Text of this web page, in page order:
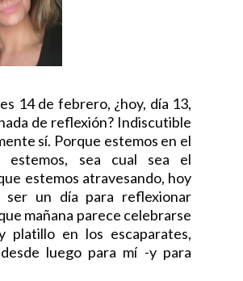
14 de febrero, ¿hoy, día 13,
de reflexión? Indiscutible
sí. Porque estemos en el
estemos, sea cual sea el
estemos atravesando, hoy
ser un día para reflexionar
mañana parece celebrarse
platillo en los escaparates,
luego para mí -y para